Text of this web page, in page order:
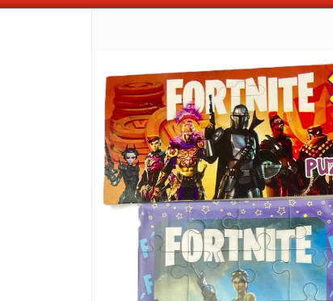
CÓMO COMPRAR
COMO LLEGAR